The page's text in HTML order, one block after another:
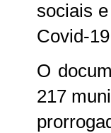
sociais
Covid-
O
217